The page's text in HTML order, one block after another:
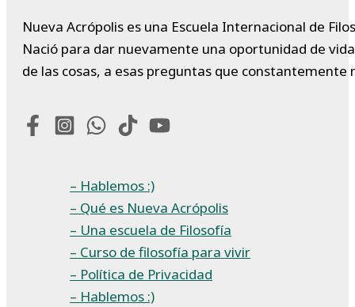
Nueva Acrópolis es una Escuela Internacional de
Nació para dar nuevamente una oportunidad de
de las cosas, a esas preguntas que constantemente
– Hablemos :)
– Qué es Nueva Acrópolis
– Una escuela de Filosofía
– Curso de filosofía para vivir
– Política de Privacidad
– Hablemos :)